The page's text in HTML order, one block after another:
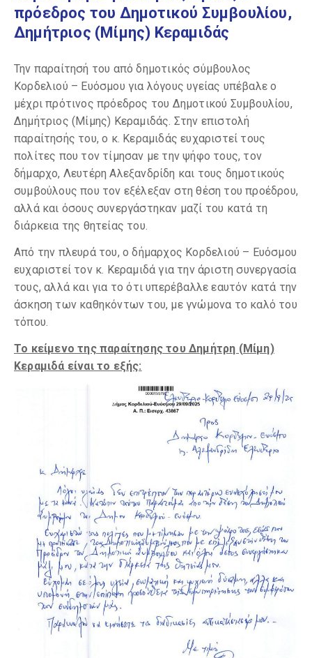
πρόεδρος του Δημοτικού Συμβουλίου,
Δημήτριος (Μίμης) Κεραμιδάς
Την παραίτησή του από δημοτικός σύμβουλος
Κορδελιού – Ευόσμου για λόγους υγείας υπέβαλε ο
μέχρι πρότινος πρόεδρος του Δημοτικού Συμβουλίου,
Δημήτριος (Μίμης) Κεραμιδάς. Στην επιστολή
παραίτησής του, ο κ. Κεραμιδάς ευχαριστεί τους
πολίτες που τον τίμησαν με την ψήφο τους, τον
δήμαρχο, Λευτέρη Αλεξανδρίδη και τους δημοτικούς
συμβούλους που τον εξέλεξαν στη θέση του προέδρου,
αλλά και όσους συνεργάστηκαν μαζί του κατά τη
διάρκεια της θητείας του.
Από την πλευρά του, ο δήμαρχος Κορδελιού – Ευόσμου
ευχαριστεί τον κ. Κεραμιδά για την άριστη συνεργασία
τους, αλλά και για το ότι υπερέβαλλε εαυτόν κατά την
άσκηση των καθηκόντων του, με γνώμονα το καλό του
τόπου.
Το κείμενο της παραίτησης του Δημήτρη (Μίμη)
Κεραμιδά είναι το εξής: